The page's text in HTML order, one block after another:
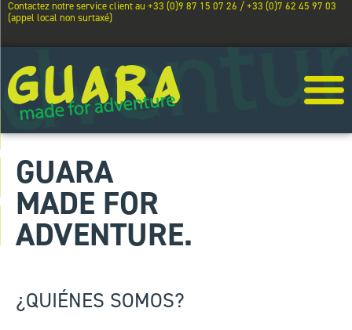
Contactez notre service client au +33 (0)9 87 15 07 26 / +33 (0)7 62 45 97 03
(appel local non surtaxé)
GUARA
MADE FOR
ADVENTURE.
¿QUIÉNES SOMOS?